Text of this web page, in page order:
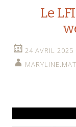
Le
24 AVRIL 2025